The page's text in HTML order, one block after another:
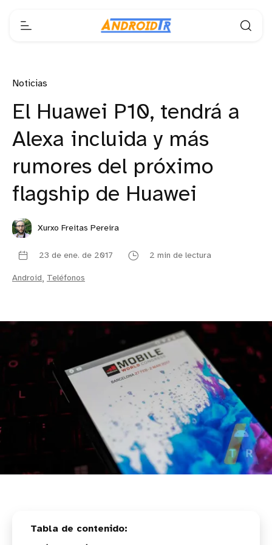
Noticias
El Huawei P10, tendrá a
Alexa incluida y más
rumores del próximo
flagship de Huawei
Xurxo Freitas Pereira
23 de ene. de 2017 2 min de lectura
Android, Teléfonos